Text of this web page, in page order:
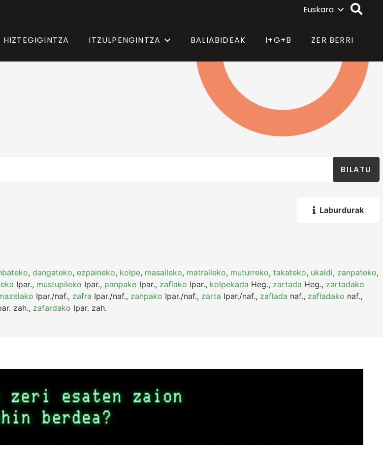
Euskara
HIZTEGIGINTZA ITZULPENGINTZA BALIABIDEAK I+G+B ZER BERRI
BILATU
Laburdurak
, dangateko, ezpaineko, kolpe, masaileko, matraileko, muturreko, takateko, ukaldi, zanpateko,
Ipar., mustupileko Ipar., panpako Ipar., zaflako Ipar., kolpekada Heg., zartada Heg., zartadako
Ipar./naf., zafra Ipar./naf., zanpako Ipar./naf., zarta Ipar./naf., zaflada naf., zafladako naf.,
zah., zafardako Ipar. zah.